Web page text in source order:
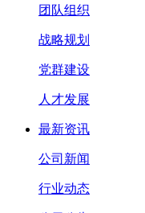
团队组织
战略规划
党群建设
人才发展
最新资讯
公司新闻
行业动态